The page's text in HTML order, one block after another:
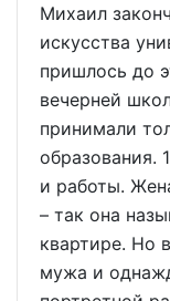
Михаил
искусства
пришлось до
вечерней
принимали
образования.
и работы.
– так она
квартире. Но
мужа и